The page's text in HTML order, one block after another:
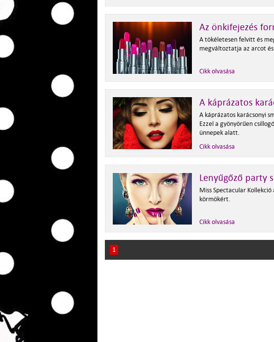
Az önkifejezés
A tökéletesen felvitt és
megváltoztatja az arcot és
Cikk olvasása
A káprázatos
A káprázatos karácsonyi
Ezzel a gyönyörűen
ünnepek alatt.
Cikk olvasása
Lenyűgőző party
Miss Spectacular
körmökért.
Cikk olvasása
1